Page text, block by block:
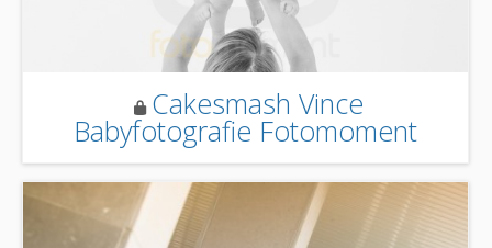
Cakesmash Vince
Babyfotografie Fotomoment